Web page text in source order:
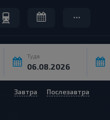
Туда
Завтра Послезавтра